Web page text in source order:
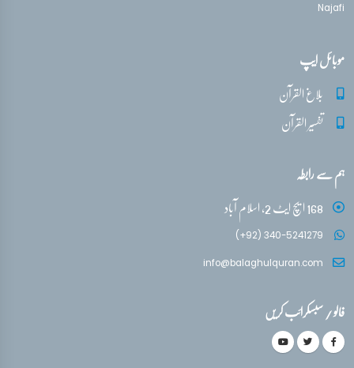
Najafi
موبائل ایپ
بلاغ القرآن
تفسیر القرآن
ہم سے رابطہ
168 ایچ ایٹ 2، اسلام آباد
(+92) 340-5241279
info@balaghulquran.com
فالو / سبسکرائب کریں